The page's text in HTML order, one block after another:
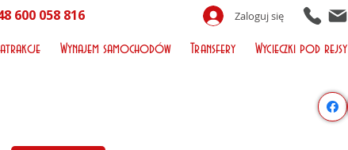
600 058 816 Zaloguj się
atrakcje Wynajem samochodów Transfery Wycieczki pod rejsy